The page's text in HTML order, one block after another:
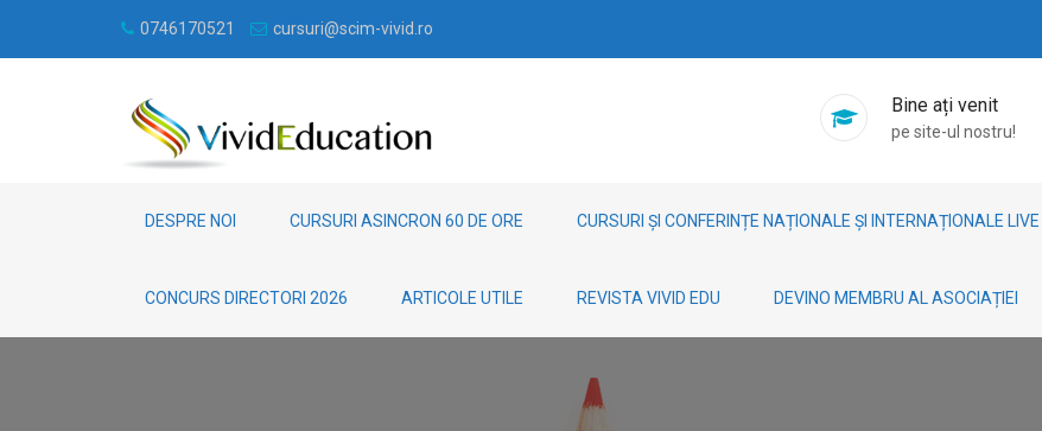
0746170521 cursuri@scim-vivid.ro
Bine ați venit
pe site-ul nostru!
DESPRE NOI CURSURI ASINCRON 60 DE ORE CURSURI ȘI CONFERINȚE NAȚIONALE ȘI INTERNAȚIONALE LIVE
CONCURS DIRECTORI 2026 ARTICOLE UTILE REVISTA VIVID EDU DEVINO MEMBRU AL ASOCIAȚIEI